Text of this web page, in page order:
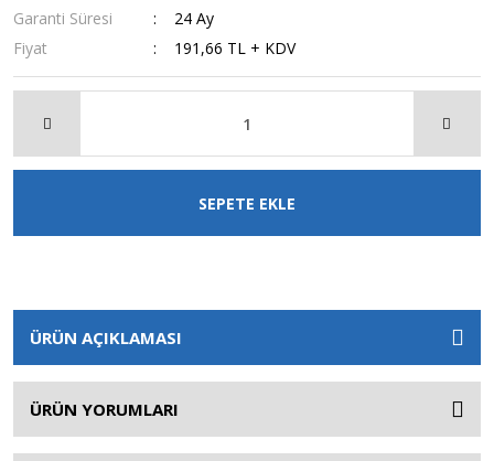
Garanti Süresi
24 Ay
Fiyat
191,66 TL + KDV
SEPETE EKLE
ÜRÜN AÇIKLAMASI
ÜRÜN YORUMLARI